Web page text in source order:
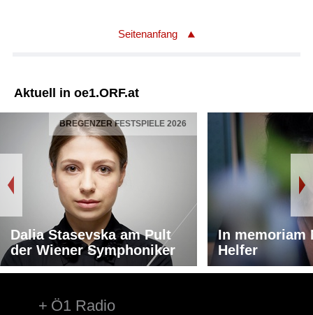
Seitenanfang
Aktuell in oe1.ORF.at
BREGENZER FESTSPIELE 2026
Dalia Stasevska am Pult
der Wiener Symphoniker
In memoriam
Helfer
Ö1 Radio